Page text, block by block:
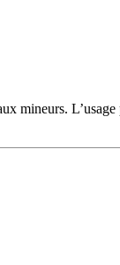
mineurs.